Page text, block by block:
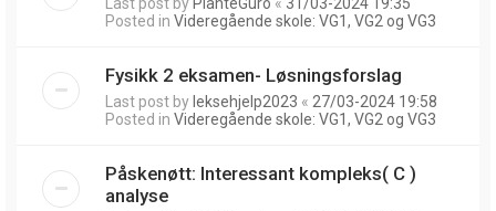
Posted in Videregående skole: VG1, VG2 og VG3
Fysikk 2 eksamen- Løsningsforslag
Last post by leksehjelp2023 « 27/03-2024 19:58
Posted in Videregående skole: VG1, VG2 og VG3
Påskenøtt: Interessant kompleks( C )
analyse